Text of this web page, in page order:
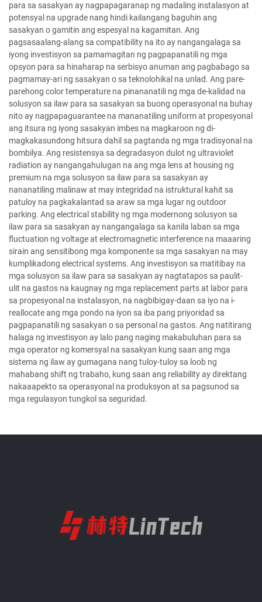
para sa sasakyan ay nagpapagaranap ng madaling instalasyon at
potensyal na upgrade nang hindi kailangang baguhin ang
sasakyan o gamitin ang espesyal na kagamitan. Ang
pagsasaalang-alang sa compatibility na ito ay nangangalaga sa
iyong investisyon sa pamamagitan ng pagpapanatili ng mga
opsyon para sa hinaharap na serbisyo anuman ang pagbabago sa
pagmamay-ari ng sasakyan o sa teknolohikal na unlad. Ang pare-
parehong color temperature na pinananatili ng mga de-kalidad na
solusyon sa ilaw para sa sasakyan sa buong operasyonal na buhay
nito ay nagpapaguarantee na mananatiling uniform at propesyonal
ang itsura ng iyong sasakyan imbes na magkaroon ng di-
magkakasundong hitsura dahil sa pagtanda ng mga tradisyonal na
bombilya. Ang resistensya sa degradasyon dulot ng ultraviolet
radiation ay nangangahulugan na ang mga lens at housing ng
premium na mga solusyon sa ilaw para sa sasakyan ay
nananatiling malinaw at may integridad na istruktural kahit sa
patuloy na pagkakalantad sa araw sa mga lugar ng outdoor
parking. Ang electrical stability ng mga modernong solusyon sa
ilaw para sa sasakyan ay nangangalaga sa kanila laban sa mga
fluctuation ng voltage at electromagnetic interference na maaaring
sirain ang sensitibong mga komponente sa mga sasakyan na may
kumplikadong electrical systems. Ang investisyon sa matitibay na
mga solusyon sa ilaw para sa sasakyan ay nagtatapos sa paulit-
ulit na gastos na kaugnay ng mga replacement parts at labor para
sa propesyonal na instalasyon, na nagbibigay-daan sa iyo na i-
reallocate ang mga pondo na iyon sa iba pang priyoridad sa
pagpapanatili ng sasakyan o sa personal na gastos. Ang natitirang
halaga ng investisyon ay lalo pang naging makabuluhan para sa
mga operator ng komersyal na sasakyan kung saan ang mga
sistema ng ilaw ay gumagana nang tuloy-tuloy sa loob ng
mahabang shift ng trabaho, kung saan ang reliability ay direktang
nakaaapekto sa operasyonal na produksyon at sa pagsunod sa
mga regulasyon tungkol sa seguridad.